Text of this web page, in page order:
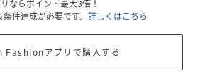
ならポイント最大3倍！
件達成が必要です。 詳しくはこちら
アプリで購入する